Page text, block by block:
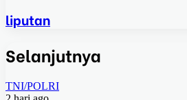
liputan
Selanjutnya
TNI/POLRI